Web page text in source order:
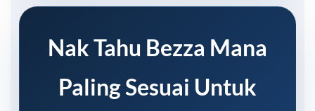
Nak Tahu Bezza Mana
Paling Sesuai Untuk